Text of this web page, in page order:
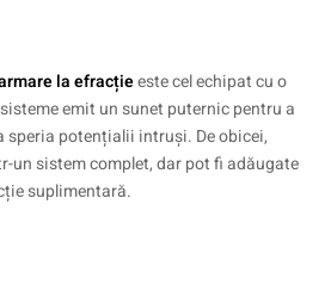
la efracțieeste cel echipat cu o
emit un sunet puternic pentru a
potențialii intruși. De obicei,
un sistem complet, dar pot fi adăugate
suplimentară.